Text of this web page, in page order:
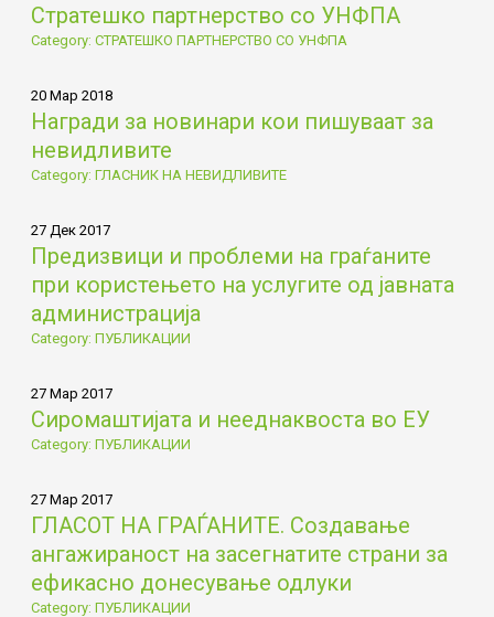
Стратешко партнерство со УНФПА
Category: СТРАТЕШКО ПАРТНЕРСТВО СО УНФПА
20 Мар 2018
Награди за новинари кои пишуваат за
невидливите
Category: ГЛАСНИК НА НЕВИДЛИВИТЕ
27 Дек 2017
Предизвици и проблеми на граѓаните
при користењето на услугите од јавната
администрација
Category: ПУБЛИКАЦИИ
27 Мар 2017
Сиромаштијата и нееднаквоста во ЕУ
Category: ПУБЛИКАЦИИ
27 Мар 2017
ГЛАСОТ НА ГРАЃАНИТЕ. Создавање
ангажираност на засегнатите страни за
ефикасно донесување одлуки
Category: ПУБЛИКАЦИИ